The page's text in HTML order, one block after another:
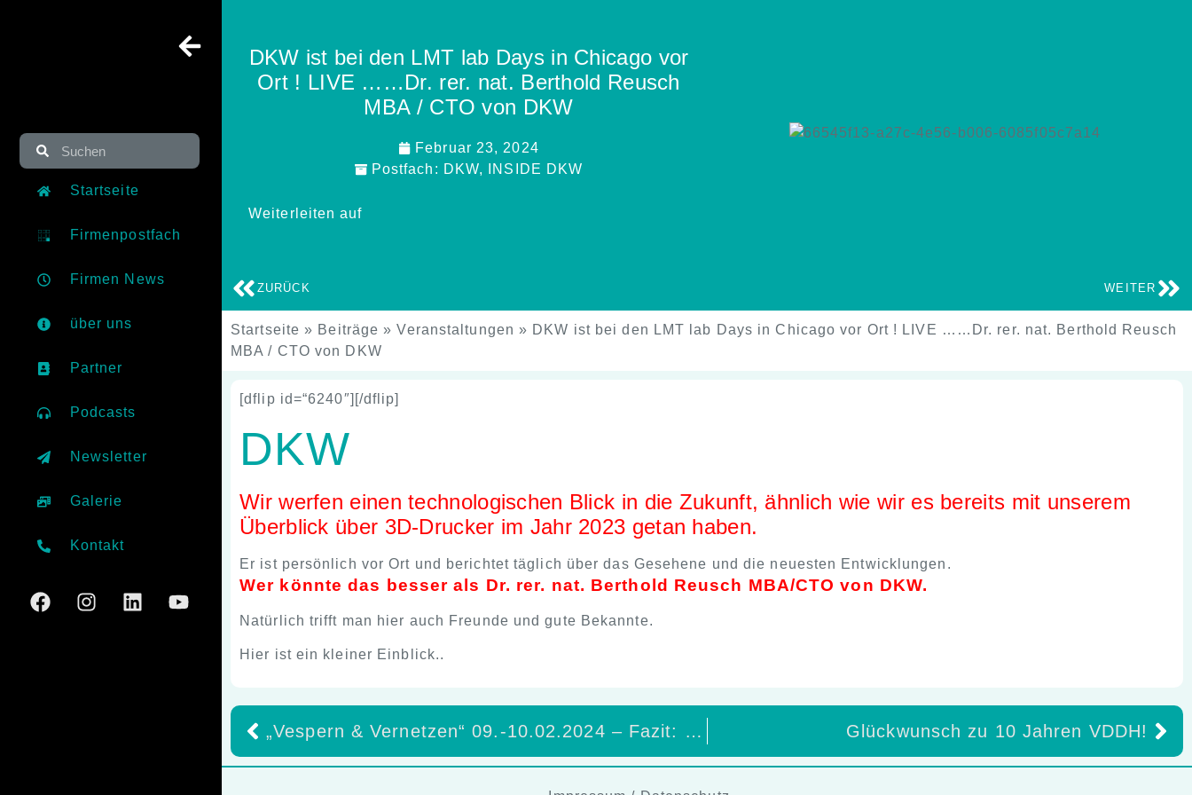
Startseite
Firmenpostfach
Firmen News
über uns
Partner
Podcasts
Newsletter
Galerie
Kontakt
DKW ist bei den LMT lab Days in Chicago vor
Ort ! LIVE ……Dr. rer. nat. Berthold Reusch
MBA / CTO von DKW
Februar 23, 2024
Postfach: DKW, INSIDE DKW
Weiterleiten auf
ZURÜCK WEITER
Startseite » Beiträge »Veranstaltungen » DKW ist bei den LMT lab Days in Chicago vor Ort ! LIVE ……Dr. rer. nat. Berthold Reusch
MBA / CTO von DKW
[dflip id=“6240″][/dflip]
DKW
Wir werfen einen technologischen Blick in die Zukunft, ähnlich wie wir es bereits mit unserem
Überblick über 3D-Drucker im Jahr 2023 getan haben.
Er ist persönlich vor Ort und berichtet täglich über das Gesehene und die neuesten Entwicklungen.
Wer könnte das besser als Dr. rer. nat. Berthold Reusch MBA/CTO von DKW.
Natürlich trifft man hier auch Freunde und gute Bekannte.
Hier ist ein kleiner Einblick..
„Vespern & Vernetzen“ 09.-10.02.2024 – Fazit: Heinz Schiller Glückwunsch zu 10 Jahren VDDH!